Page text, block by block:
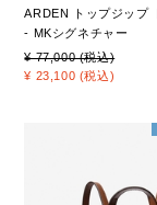
ARDEN トップジップ
- MKシグネチャー
¥ 77,000 (税込)
¥ 23,100 (税込)